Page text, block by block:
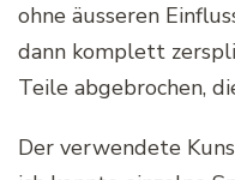
ohne äusseren
dann komplett
Teile abgebrochen,
Der verwendete